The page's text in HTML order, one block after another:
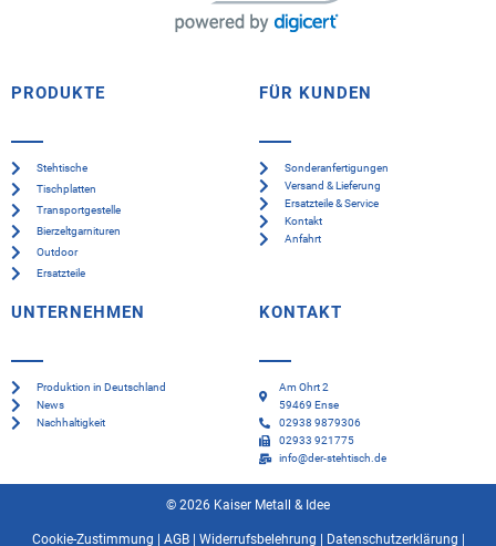
PRODUKTE
Stehtische
Tischplatten
Transportgestelle
Bierzeltgarnituren
Outdoor
Ersatzteile
FÜR KUNDEN
Sonderanfertigungen
Versand & Lieferung
Ersatzteile & Service
Kontakt
Anfahrt
UNTERNEHMEN
Produktion in Deutschland
News
Nachhaltigkeit
KONTAKT
Am Ohrt 2
59469 Ense
02938 9879306
02933 921775
info@der-stehtisch.de
© 2026 Kaiser Metall & Idee
Cookie-Zustimmung AGB| Widerrufsbelehrung Datenschutzerklärung